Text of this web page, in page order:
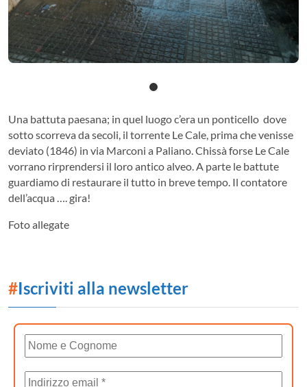
Una battuta paesana; in quel luogo c’era un ponticello dove
sotto scorreva da secoli, il torrente Le Cale, prima che venisse
deviato (1846) in via Marconi a Paliano. Chissà forse Le Cale
vorrano rirprendersi il loro antico alveo. A parte le battute
guardiamo di restaurare il tutto in breve tempo. Il contatore
dell’acqua …. gira!
Foto allegate
#Iscriviti alla newsletter